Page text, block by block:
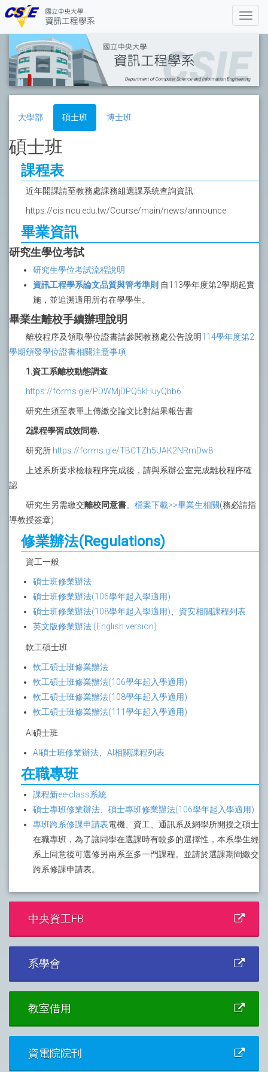
大學部 碩士班 博士班
碩士班
課程表
近年開課請至教務處課務組選課系統查詢資訊:
https://cis.ncu.edu.tw/Course/main/news/announce
畢業資訊
研究生學位考試
研究生學位考試流程說明
資訊工程學系論文品質與管考準則 自113學年度第2學期起實
施，並追溯適用所有在學學生。
畢業生離校手續辦理說明
離校程序及領取學位證書請參閱教務處公告說明114學年度第2
學期頒發學位證書相關注意事項
1.資工系離校動態調查
https://forms.gle/PDWMjDPQ5kHuyQbb6
研究生須至表單上傳繳交論文比對結果報告書
2課程學習成效問卷.
研究所 https://forms.gle/TBCTZh5UAK2NRmDw8
上述系所要求檢核程序完成後，請與系辦公室完成離校程序確
認
研究生另需繳交離校同意書。 檔案下載>>畢業生相關(務必請指
導教授簽章)
修業辦法(Regulations)
資工一般
碩士班修業辦法
碩士班修業辦法(106學年起入學適用)
碩士班修業辦法(108學年起入學適用)
資安相關課程列表
英文版修業辦法 (English version)
軟工碩士班
軟工碩士班修業辦法
軟工碩士班修業辦法(106學年起入學適用)
軟工碩士班修業辦法(108學年起入學適用)
軟工碩士班修業辦法(111學年起入學適用)
AI碩士班
AI碩士班修業辦法 AI相關課程列表
在職專班
課程新ee-class系統
碩士專班修業辦法
碩士專班修業辦法(106學年起入學適用)
專班跨系修課申請表電機、資工、通訊系及網學所開授之碩士
在職專班，為了讓同學在選課時有較多的選擇性，本系學生經
系上同意後可選修另兩系至多一門課程。並請於選課期間繳交
跨系修課申請表。
中央資工FB
系學會
教室借用
資電院院刊